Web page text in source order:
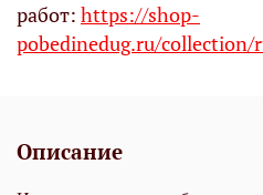
работ: https://shop-
pobedinedug.ru/
Описание